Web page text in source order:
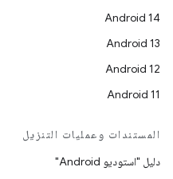
Android 14
Android 13
Android 12
Android 11
المستندات وعمليات التنزيل
دليل "استوديو Android"